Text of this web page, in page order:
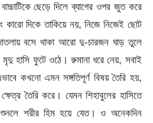
ছেড়ে দিলে ব্যাগের ওপর জুত করে
কারো দিকে তাকিয়ে নয়, নিজে নিজেই ছোট
বসে থাকা আরো দু-চারজন ঘাড় তুলে
মৃদু হাসি ফুটে ওঠে। রুমানা ধরে নেয়, সবাই
কখনো এমন সঙ্গতিপূর্ণ বিষয় তৈরি হয়,
তৈরি করে। যেমন শিহাবুলের হাসিতে
শরীর হিম হয়ে যেত। ও অনেকদিন